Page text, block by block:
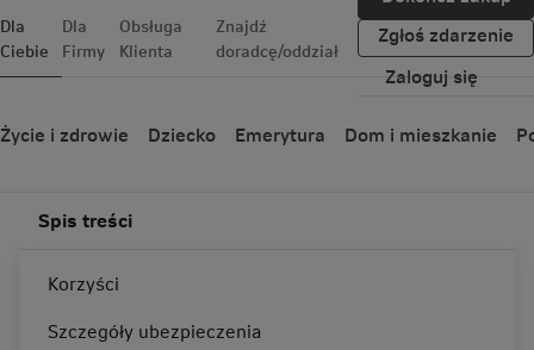
Dla
Ciebie
Dla
Firmy
Obsługa
Klienta
Znajdź
doradcę/oddział
Zgłoś zdarzenie
Zaloguj się
Życie i zdrowie Dziecko Emerytura Dom i mieszkanie
Spis treści
Korzyści
Szczegóły ubezpieczenia
Ubezpieczenie dziecka – co
obejmuje?